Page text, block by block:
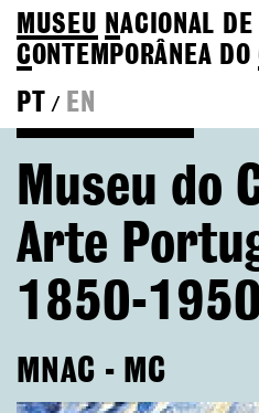
MUSEU NACIONAL
CONTEMPORÂNEA DO
PT
/ EN
Museu do
Arte
1850-1950
MNAC - MC